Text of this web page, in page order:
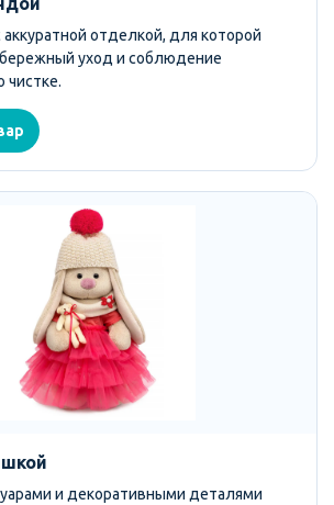
аккуратной отделкой, для которой
уход и соблюдение
чистке.
и декоративными деталями